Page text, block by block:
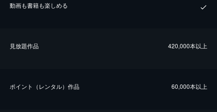
動画も書籍も楽しめる
⾒放題作品 420,000本以上
ポイント（レンタル）作品 60,000本以上